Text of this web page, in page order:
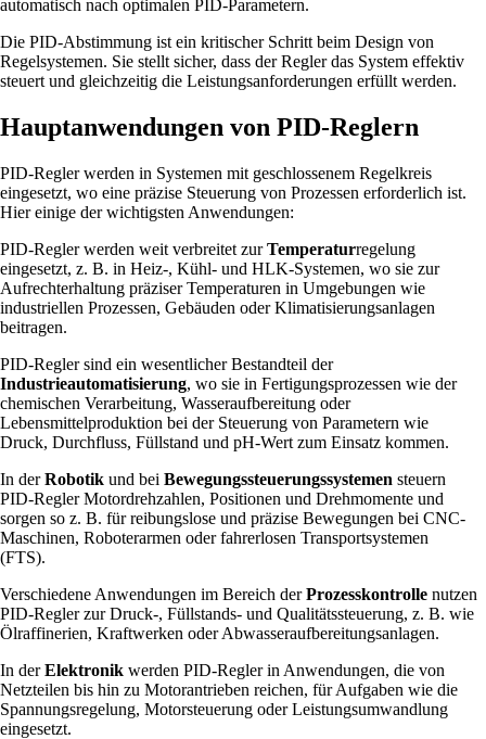
automatisch nach optimalen PID-Parametern.
Die PID-Abstimmung ist ein kritischer Schritt beim Design von
Regelsystemen. Sie stellt sicher, dass der Regler das System effektiv
steuert und gleichzeitig die Leistungsanforderungen erfüllt werden.
Hauptanwendungen von PID-Reglern
PID-Regler werden in Systemen mit geschlossenem Regelkreis
eingesetzt, wo eine präzise Steuerung von Prozessen erforderlich ist.
Hier einige der wichtigsten Anwendungen:
PID-Regler werden weit verbreitet zurTemperaturregelung
eingesetzt, z. B. in Heiz-, Kühl- und HLK-Systemen, wo sie zur
Aufrechterhaltung präziser Temperaturen in Umgebungen wie
industriellen Prozessen, Gebäuden oder Klimatisierungsanlagen
beitragen.
PID-Regler sind ein wesentlicher Bestandteil der
Industrieautomatisierung, wo sie in Fertigungsprozessen wie der
chemischen Verarbeitung, Wasseraufbereitung oder
Lebensmittelproduktion bei der Steuerung von Parametern wie
Druck, Durchfluss, Füllstand und pH-Wert zum Einsatz kommen.
In derRobotik und bei Bewegungssteuerungssystemen steuern
PID-Regler Motordrehzahlen, Positionen und Drehmomente und
sorgen so z. B. für reibungslose und präzise Bewegungen bei CNC-
Maschinen, Roboterarmen oder fahrerlosen Transportsystemen
(FTS).
Verschiedene Anwendungen im Bereich derProzesskontrolle nutzen
PID-Regler zur Druck-, Füllstands- und Qualitätssteuerung, z. B. wie
Ölraffinerien, Kraftwerken oder Abwasseraufbereitungsanlagen.
In derElektronik werden PID-Regler in Anwendungen, die von
Netzteilen bis hin zu Motorantrieben reichen, für Aufgaben wie die
Spannungsregelung, Motorsteuerung oder Leistungsumwandlung
eingesetzt.